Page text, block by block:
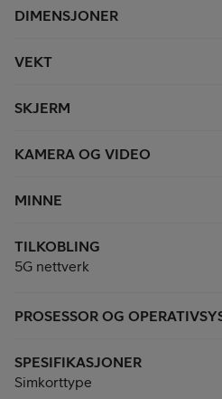
DIMENSJONER
VEKT
SKJERM
KAMERA OG VIDEO
MINNE
TILKOBLING
5G nettverk
PROSESSOR OG
SPESIFIKASJONER
Simkorttype